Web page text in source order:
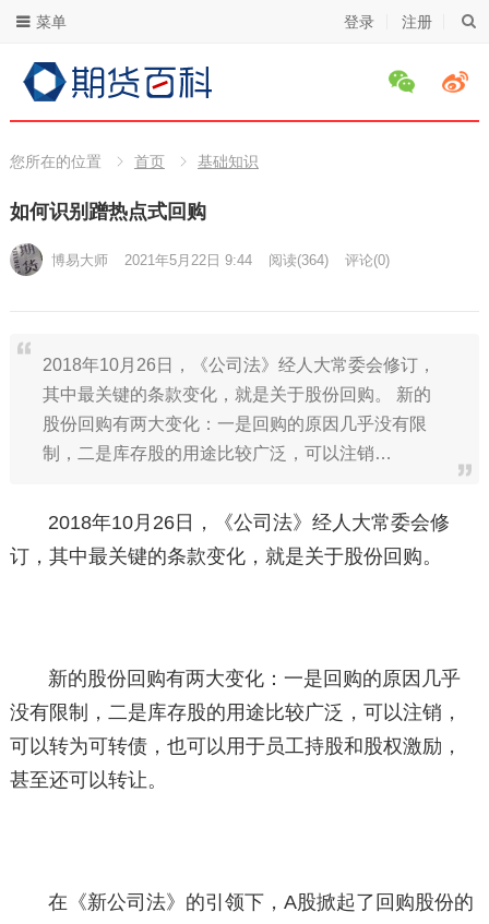
登录 注册
菜单
您所在的位置 首页 基础知识
如何识别蹭热点式回购
博易大师 2021年5月22日 9:44 阅读(364) 评论(0)
2018年10月26日，《公司法》经人大常委会修订，
其中最关键的条款变化，就是关于股份回购。 新的
股份回购有两大变化：一是回购的原因几乎没有限
制，二是库存股的用途比较广泛，可以注销…
2018年10月26日，《公司法》经人大常委会修
订，其中最关键的条款变化，就是关于股份回购。
新的股份回购有两大变化：一是回购的原因几乎
没有限制，二是库存股的用途比较广泛，可以注销，
可以转为可转债，也可以用于员工持股和股权激励，
甚至还可以转让。
在《新公司法》的引领下，A股掀起了回购股份的